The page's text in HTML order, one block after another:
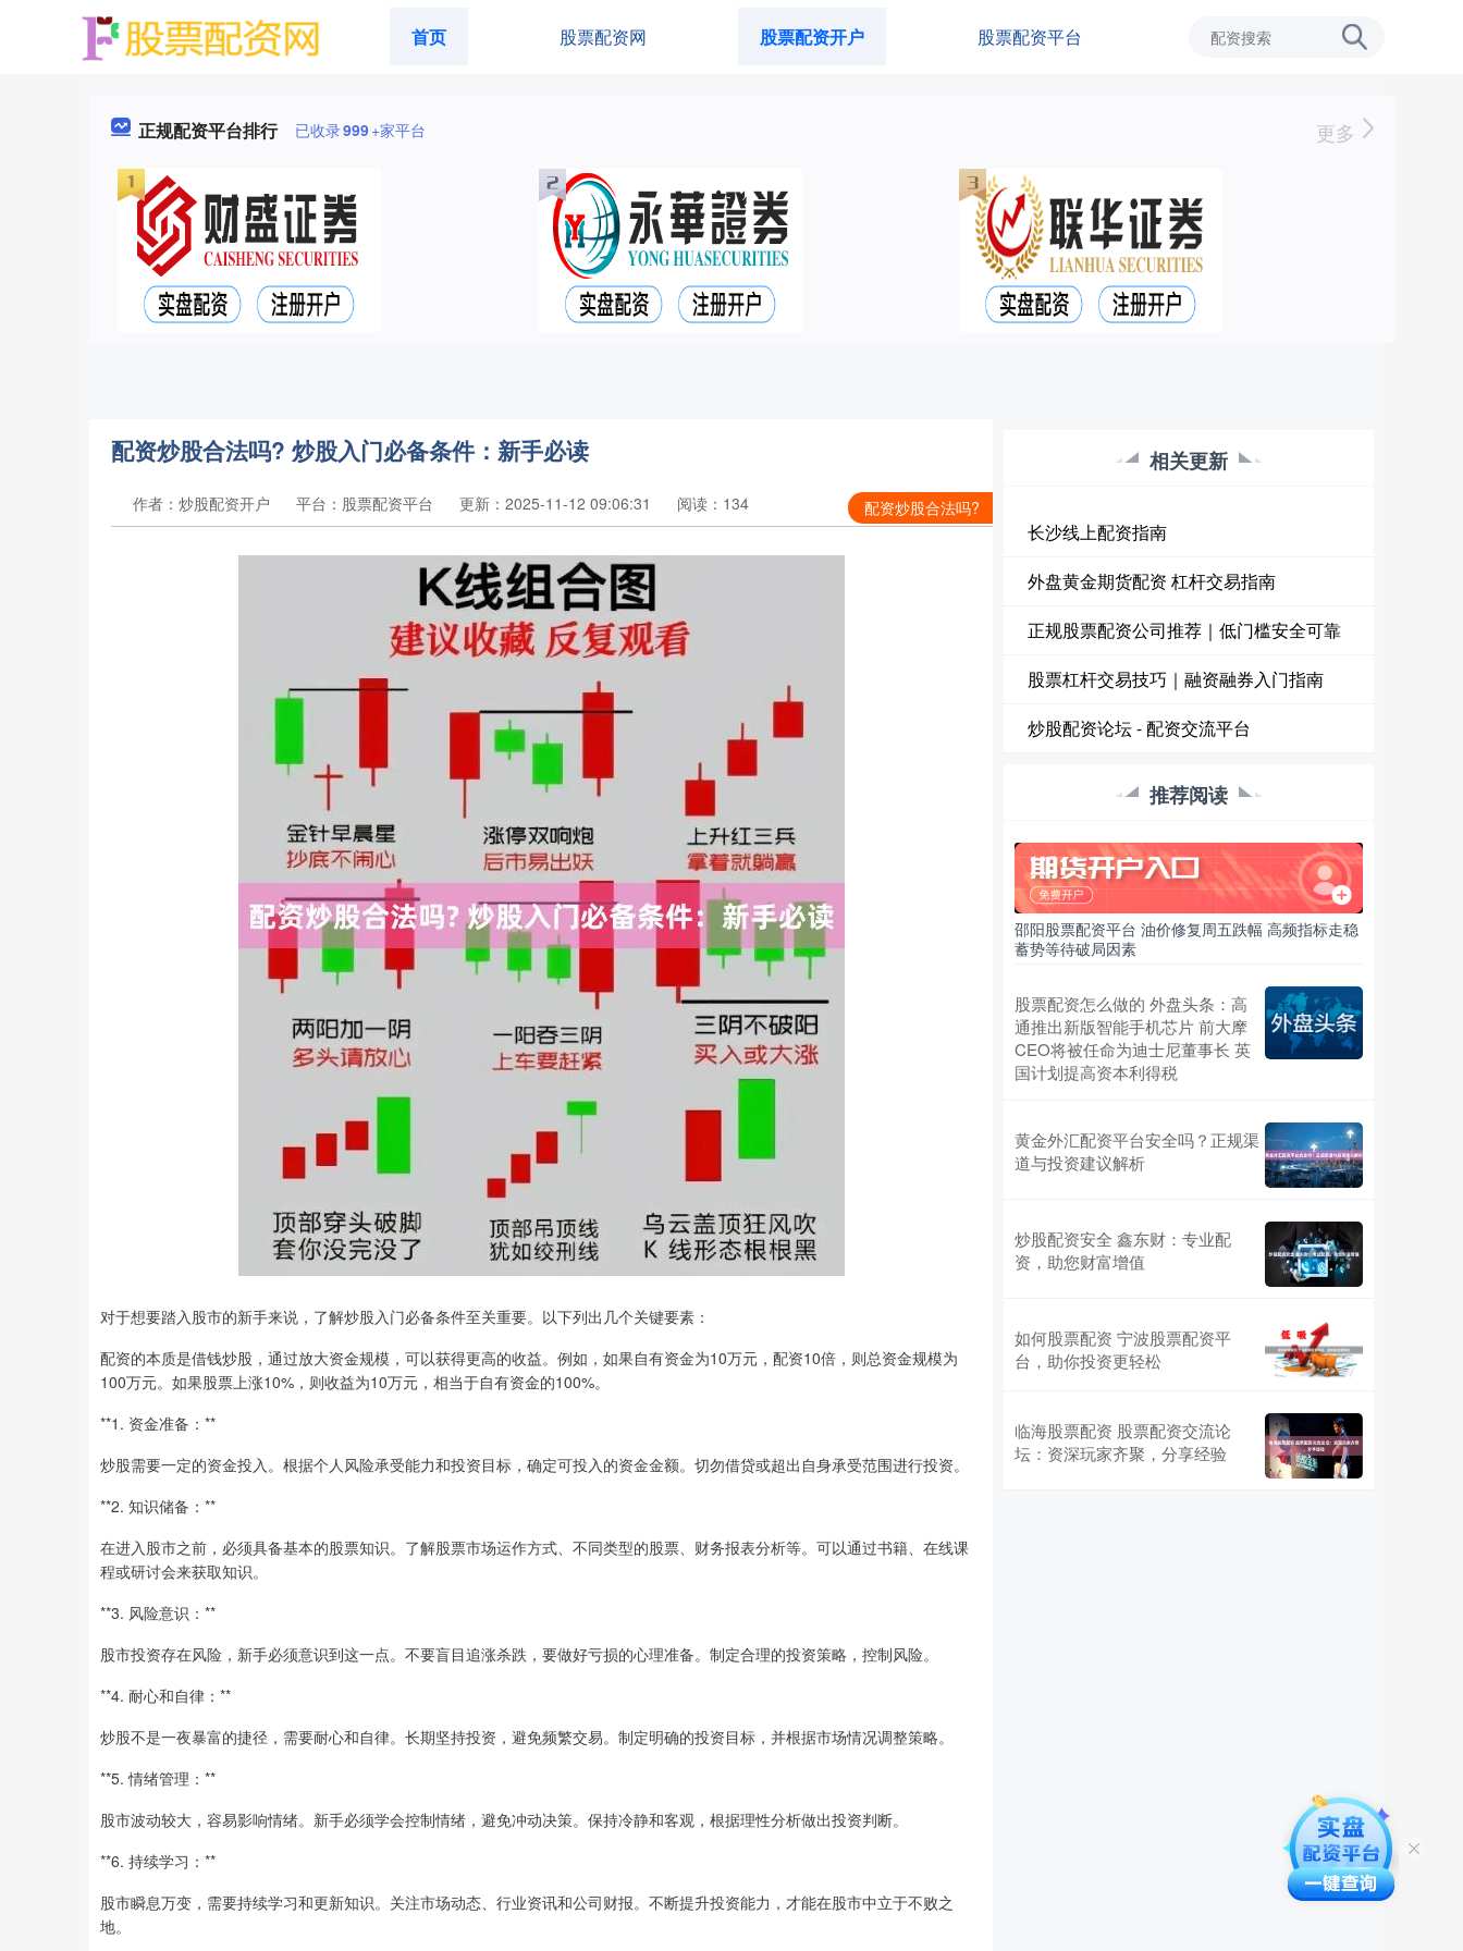
首页 股票配资网 股票配资开户 股票配资平台
正规配资平台排行 已收录999+家平台 更多
配资炒股合法吗? 炒股入门必备条件：新手必读
配资炒股合法吗?
作者：炒股配资开户 平台：股票配资平台 更新：2025-11-12 09:06:31 阅读：134
对于想要踏入股市的新手来说，了解炒股入门必备条件至关重要。以下列出几个关键要素：
配资的本质是借钱炒股，通过放大资金规模，可以获得更高的收益。例如，如果自有资金为10万元，配资10倍，则总资金规模为
100万元。如果股票上涨10%，则收益为10万元，相当于自有资金的100%。
**1. 资金准备：**
炒股需要一定的资金投入。根据个人风险承受能力和投资目标，确定可投入的资金金额。切勿借贷或超出自身承受范围进行投资。
**2. 知识储备：**
在进入股市之前，必须具备基本的股票知识。了解股票市场运作方式、不同类型的股票、财务报表分析等。可以通过书籍、在线课
程或研讨会来获取知识。
**3. 风险意识：**
股市投资存在风险，新手必须意识到这一点。不要盲目追涨杀跌，要做好亏损的心理准备。制定合理的投资策略，控制风险。
**4. 耐心和自律：**
炒股不是一夜暴富的捷径，需要耐心和自律。长期坚持投资，避免频繁交易。制定明确的投资目标，并根据市场情况调整策略。
**5. 情绪管理：**
股市波动较大，容易影响情绪。新手必须学会控制情绪，避免冲动决策。保持冷静和客观，根据理性分析做出投资判断。
**6. 持续学习：**
股市瞬息万变，需要持续学习和更新知识。关注市场动态、行业资讯和公司财报。不断提升投资能力，才能在股市中立于不败之
地。
相关更新
长沙线上配资指南
外盘黄金期货配资 杠杆交易指南
正规股票配资公司推荐｜低门槛安全可靠
股票杠杆交易技巧｜融资融券入门指南
炒股配资论坛 - 配资交流平台
推荐阅读
邵阳股票配资平台 油价修复周五跌幅 高频指标走稳
蓄势等待破局因素
股票配资怎么做的 外盘头条：高
通推出新版智能手机芯片 前大摩
CEO将被任命为迪士尼董事长 英
国计划提高资本利得税
黄金外汇配资平台安全吗？正规渠
道与投资建议解析
炒股配资安全 鑫东财：专业配
资，助您财富增值
如何股票配资 宁波股票配资平
台，助你投资更轻松
临海股票配资 股票配资交流论
坛：资深玩家齐聚，分享经验